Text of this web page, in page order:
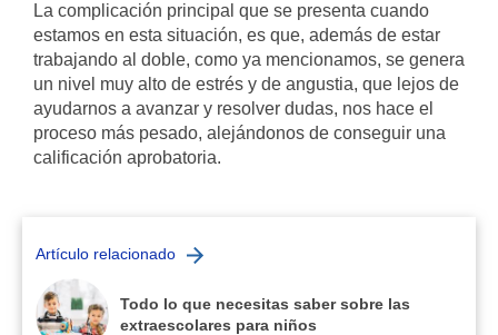
La complicación principal que se presenta cuando
estamos en esta situación, es que, además de estar
trabajando al doble, como ya mencionamos, se genera
un nivel muy alto de estrés y de angustia, que lejos de
ayudarnos a avanzar y resolver dudas, nos hace el
proceso más pesado, alejándonos de conseguir una
calificación aprobatoria.
Artículo relacionado
Todo lo que necesitas saber sobre las
extraescolares para niños